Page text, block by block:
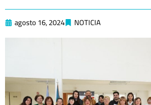
agosto 16, 2024 NOTICIA